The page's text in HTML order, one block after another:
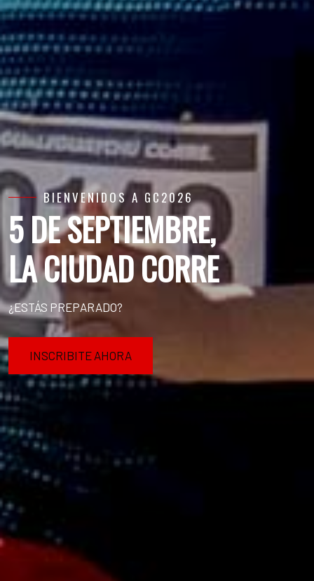
BIENVENIDOS A GC2026
5 DE SEPTIEMBRE,
LA CIUDAD CORRE
¿ESTÁS PREPARADO?
INSCRIBITE AHORA